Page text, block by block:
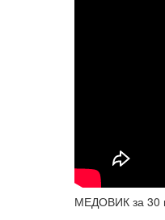
МЕДОВИК за 30